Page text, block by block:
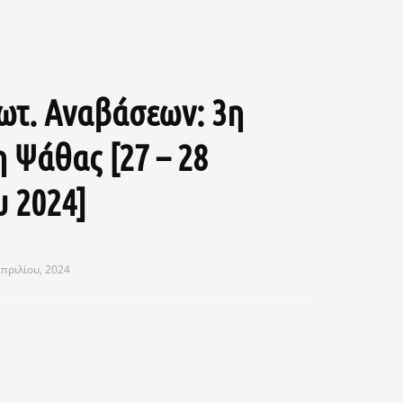
Αναβάσεων: 3η
Ψάθας [27 – 28
2024]
2024